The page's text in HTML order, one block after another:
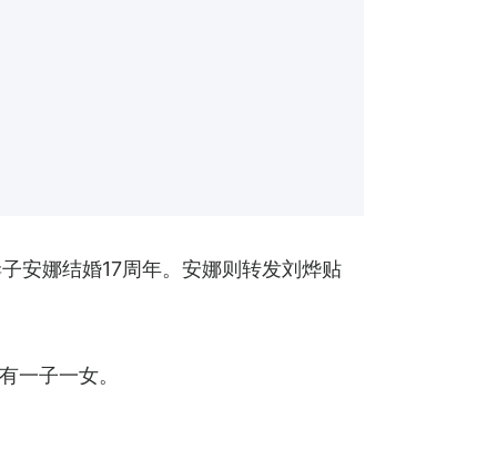
安娜结婚17周年。安娜则转发刘烨贴
一子一女。